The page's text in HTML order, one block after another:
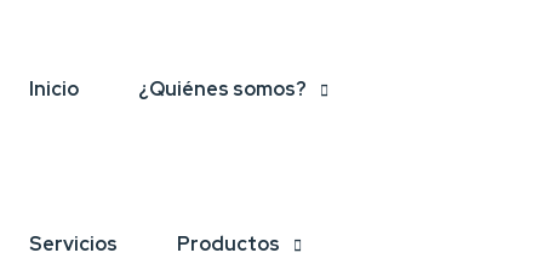
Inicio ¿Quiénes somos?
Servicios Productos